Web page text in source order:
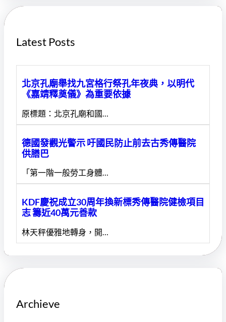
h
Latest Posts
北京孔廟舉找九宮格行祭孔年夜典，以明代
《嘉靖釋奠儀》為重要依據
原標題：北京孔廟和國…
德國發觀光警示 吁國民防止前去古秀傳醫院
供膳巴
「第一階一般勞工身體…
KDF慶祝成立30周年換新標秀傳醫院健檢項目
志 籌近40萬元善款
林天秤優雅地轉身，開…
Archieve